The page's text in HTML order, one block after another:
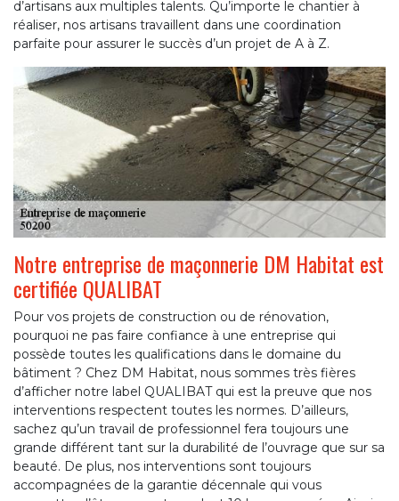
d’artisans aux multiples talents. Qu’importe le chantier à
réaliser, nos artisans travaillent dans une coordination
parfaite pour assurer le succès d’un projet de A à Z.
Notre entreprise de maçonnerie DM Habitat est
certifiée QUALIBAT
Pour vos projets de construction ou de rénovation,
pourquoi ne pas faire confiance à une entreprise qui
possède toutes les qualifications dans le domaine du
bâtiment ? Chez DM Habitat, nous sommes très fières
d’afficher notre label QUALIBAT qui est la preuve que nos
interventions respectent toutes les normes. D’ailleurs,
sachez qu’un travail de professionnel fera toujours une
grande différent tant sur la durabilité de l’ouvrage que sur sa
beauté. De plus, nos interventions sont toujours
accompagnées de la garantie décennale qui vous